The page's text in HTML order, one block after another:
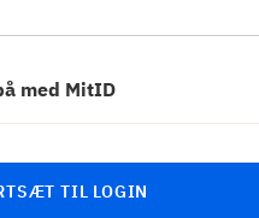
med MitID
TIL LOGIN